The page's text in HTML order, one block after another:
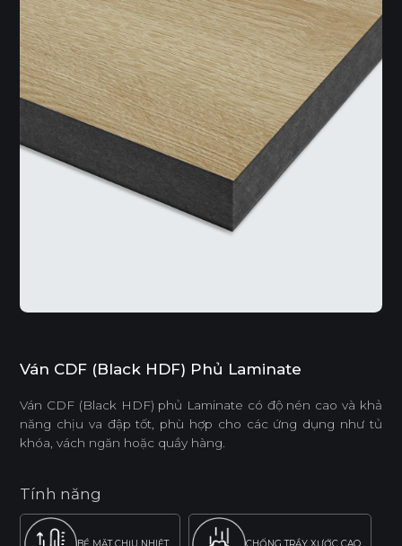
Ván CDF (Black HDF) Phủ Laminate
Ván CDF (Black HDF) phủ Laminate có độ nén cao và khả
năng chịu va đập tốt, phù hợp cho các ứng dụng như tủ
khóa, vách ngăn hoặc quầy hàng.
Tính năng
BỀ MẶT CHỊU NHIỆT CHỐNG TRẦY XƯỚC CAO